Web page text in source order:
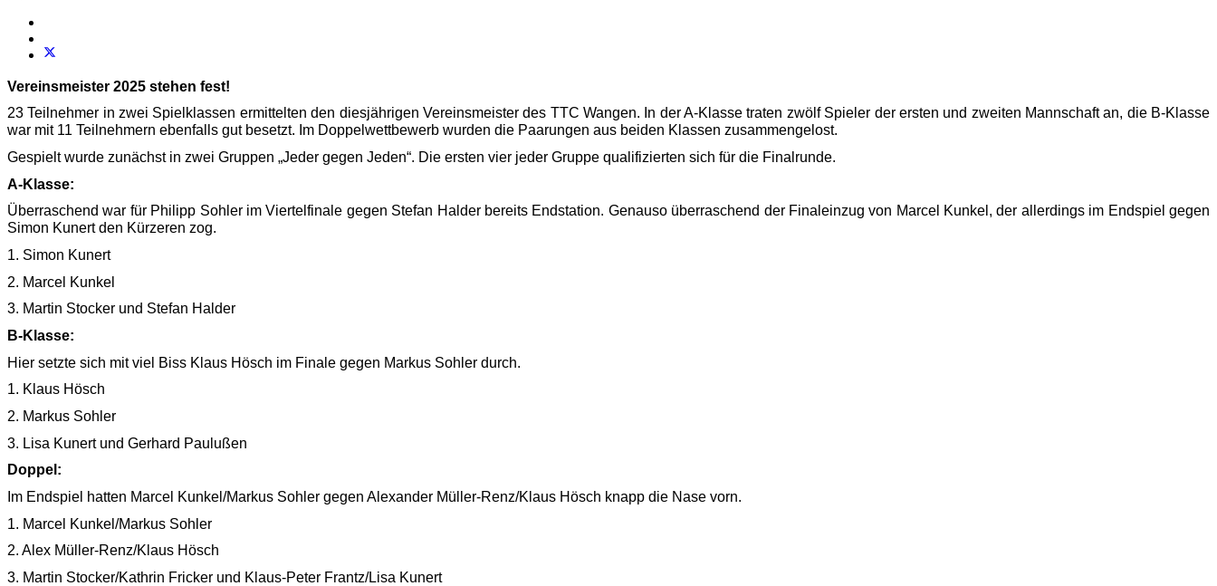
Vereinsmeister 2025 stehen fest!
23 Teilnehmer in zwei Spielklassen ermittelten den diesjährigen Vereinsmeister des TTC Wangen. In der A-Klasse traten zwölf Spieler der ersten und zweiten Mannschaft an,
war mit 11 Teilnehmern ebenfalls gut besetzt. Im Doppelwettbewerb wurden die Paarungen aus beiden Klassen zusammengelost.
Gespielt wurde zunächst in zwei Gruppen „Jeder gegen Jeden“. Die ersten vier jeder Gruppe qualifizierten sich für die Finalrunde.
A-Klasse:
Überraschend war für Philipp Sohler im Viertelfinale gegen Stefan Halder bereits Endstation. Genauso überraschend der Finaleinzug von Marcel Kunkel, der allerdings im Endspiel gegen
Simon Kunert den Kürzeren zog.
1. Simon Kunert
2. Marcel Kunkel
3. Martin Stocker und Stefan Halder
B-Klasse:
Hier setzte sich mit viel Biss Klaus Hösch im Finale gegen Markus Sohler durch.
1. Klaus Hösch
2. Markus Sohler
3. Lisa Kunert und Gerhard Paulußen
Doppel:
Im Endspiel hatten Marcel Kunkel/Markus Sohler gegen Alexander Müller-Renz/Klaus Hösch knapp die Nase vorn.
1. Marcel Kunkel /Markus Sohler
2. Alex Müller-Renz/Klaus Hösch
3. Martin Stocker/Kathrin Fricker und Klaus-Peter Frantz/Lisa Kunert